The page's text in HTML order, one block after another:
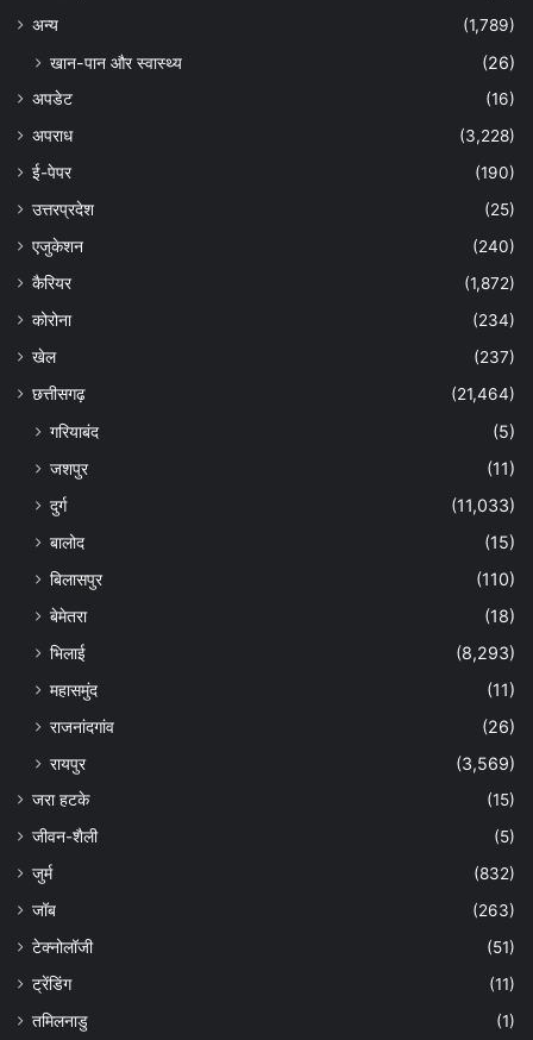
अन्‍य
(1,789)
खान-पान और स्वास्थ्य (26)
अपडेट
(16)
अपराध
(3,228)
ई-पेपर
(190)
उत्तरप्रदेश
(25)
एजुकेशन
(240)
कैरियर
(1,872)
कोरोना
(234)
खेल
(237)
छत्तीसगढ़
(21,464)
गरियाबंद
(5)
जशपुर
(11)
दुर्ग
(11,033)
बालोद
(15)
बिलासपुर
(110)
बेमेतरा
(18)
भिलाई
(8,293)
महासमुंद
(11)
राजनांदगांव
(26)
रायपुर
(3,569)
जरा हटके
(15)
जीवन-शैली
(5)
जुर्म
(832)
जॉब
(263)
टेक्नोलॉजी
(51)
ट्रेंडिंग
(11)
तमिलनाडु
(1)